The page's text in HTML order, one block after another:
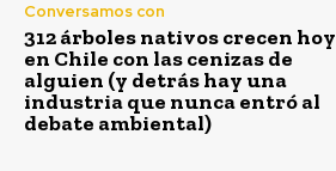
Conversamos con
312 árboles nativos crecen hoy
en Chile con las cenizas de
alguien (y detrás hay una
industria que nunca entró al
debate ambiental)